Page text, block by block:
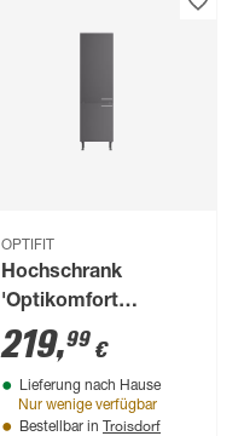
OPTIFIT
Hochschrank
'Optikomfort
Ingvar420' anthrazit
matt 60 x 211,8 x
58,4 cm
219,99 €
Lieferung nach Hause
Nur wenige verfügbar
Bestellbar in Troisdorf